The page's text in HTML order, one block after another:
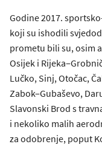
Godine 2017.
koji su ishodili
prometu bili su, osim
Osijek i
Lučko, Sinj, Otočac,
Zabok‒Gubaševo,
Slavonski Brod s
i nekoliko malih
za odobrenje, poput